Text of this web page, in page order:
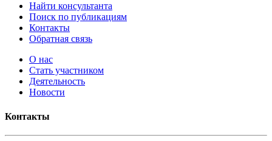
Найти консультанта
Поиск по публикациям
Контакты
Обратная связь
О нас
Стать участником
Деятельность
Новости
Контакты